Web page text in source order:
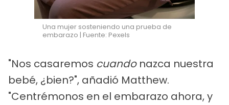
Una mujer sosteniendo una prueba de
embarazo | Fuente: Pexels
"Nos casaremos cuandonazca nuestra
bebé, ¿bien?", añadió Matthew.
"Centrémonos en el embarazo ahora, y